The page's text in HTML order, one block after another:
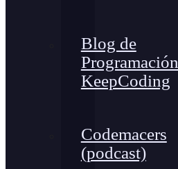
Blog de
Programación
KeepCoding
Codemacers
(podcast)